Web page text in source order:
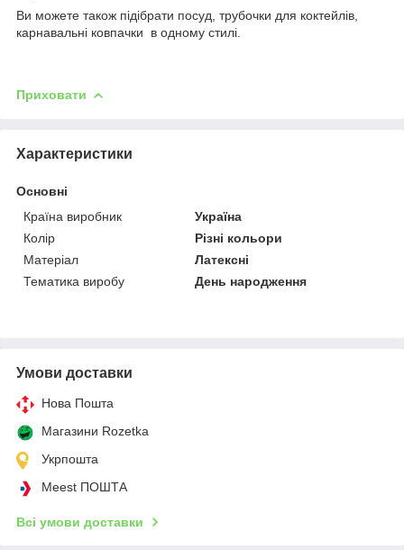
Ви можете також підібрати посуд, трубочки для коктейлів,
карнавальні ковпачки в одному стилі.
Приховати
Характеристики
Основні
Країна виробник
Україна
Колір
Різні кольори
Матеріал
Латексні
Тематика виробу
День народження
Умови доставки
Нова Пошта
Магазини Rozetka
Укрпошта
Meest ПОШТА
Всі умови доставки